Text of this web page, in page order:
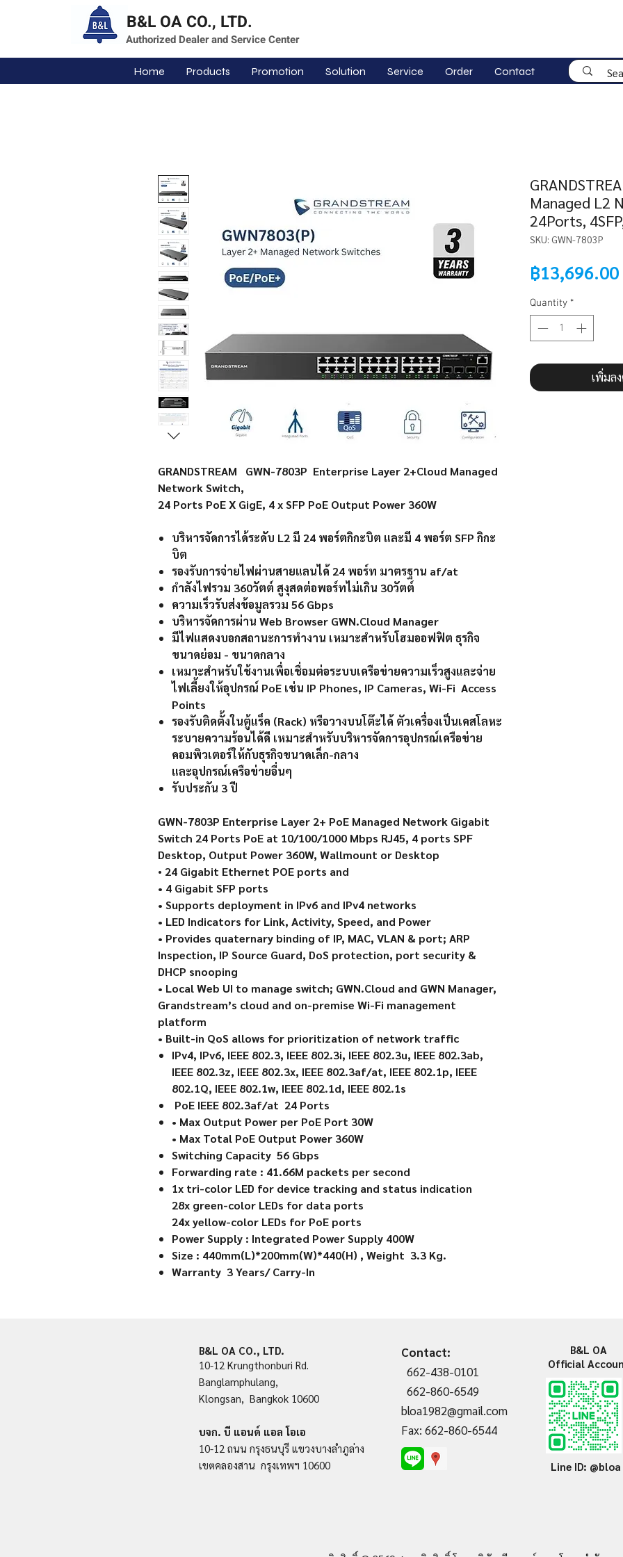
B&L OA CO., LTD.
Authorized Dealer and Service Center
Home Products Promotion Solution Service Order Contact
GRANDSTREAM GWN-7803P Enterprise Layer 2+Cloud Managed
Network Switch,
24 Ports PoE X GigE, 4 x SFP PoE Output Power 360W
บริหารจัดการได้ระดับ L2 มี 24 พอร์ตกิกะบิต และมี 4 พอร์ต SFP กิกะ
บิต
รองรับการจ่ายไฟผ่านสายแลนได้ 24 พอร์ท มาตรฐาน af/at
กำลังไฟรวม 360วัตต์ สูงุสดต่อพอร์ทไม่เกิน 30วัตต์
ความเร็วรับส่งข้อมูลรวม 56 Gbps
บริหารจัดการผ่าน Web Browser GWN.Cloud Manager
มีไฟแสดงบอกสถานะการทำงาน เหมาะสำหรับโฮมออฟฟิต ธุรกิจ
ขนาดย่อม - ขนาดกลาง
เหมาะสำหรับใช้งานเพื่อเชื่อมต่อระบบเครือข่ายความเร็วสูงและจ่าย
ไฟเลี้ยงให้อุปกรณ์ PoE เช่น IP Phones, IP Cameras, Wi-Fi Access
Points
รองรับติดตั้งในตู้แร็ค (Rack) หรือวางบนโต๊ะได้ ตัวเครื่องเป็นเคสโลหะ
ระบายความร้อนได้ดี เหมาะสำหรับบริหารจัดการอุปกรณ์เครือข่าย
คอมพิวเตอร์ให้กับธุรกิจขนาดเล็ก-กลาง
และอุปกรณ์เครือข่ายอื่นๆ
รับประกัน 3 ปี
GWN-7803P Enterprise Layer 2+ PoE Managed Network Gigabit
Switch 24 Ports PoE at 10/100/1000 Mbps RJ45, 4 ports SPF
Desktop, Output Power 360W, Wallmount or Desktop
• 24 Gigabit Ethernet POE ports and
• 4 Gigabit SFP ports
• Supports deployment in IPv6 and IPv4 networks
• LED Indicators for Link, Activity, Speed, and Power
• Provides quaternary binding of IP, MAC, VLAN & port; ARP
Inspection, IP Source Guard, DoS protection, port security &
DHCP snooping
• Local Web UI to manage switch; GWN.Cloud and GWN Manager,
Grandstream’s cloud and on-premise Wi-Fi management
platform
• Built-in QoS allows for prioritization of network traffic
IPv4, IPv6, IEEE 802.3, IEEE 802.3i, IEEE 802.3u, IEEE 802.3ab,
IEEE 802.3z, IEEE 802.3x, IEEE 802.3af/at, IEEE 802.1p, IEEE
802.1Q, IEEE 802.1w, IEEE 802.1d, IEEE 802.1s
PoE IEEE 802.3af/at 24 Ports
• Max Output Power per PoE Port 30W
• Max Total PoE Output Power 360W
Switching Capacity 56 Gbps
Forwarding rate : 41.66M packets per second
1x tri-color LED for device tracking and status indication
28x green-color LEDs for data ports
24x yellow-color LEDs for PoE ports
Power Supply : Integrated Power Supply 400W
Size : 440mm(L)*200mm(W)*440(H) , Weight 3.3 Kg.
Warranty 3 Years/ Carry-In
Managed L2
24Ports,
SKU: GWN-7803P
฿13,696.00
Quantity *
เพิ่มล
B&L OA CO., LTD.
10-12 Krungthonburi Rd.
Banglamphulang,
Klongsan, Bangkok 10600
บจก. บี แอนด์ แอล โอเอ
10-12 ถนน กรุงธนบุรี แขวงบางลำภูล่าง
เขตคลองสาน กรุงเทพฯ 10600
Contact:
662-438-0101
662-860-6549
bloa1982@gmail.com
Fax: 662-860-6544
B&L OA
Official
Line ID: @bloa